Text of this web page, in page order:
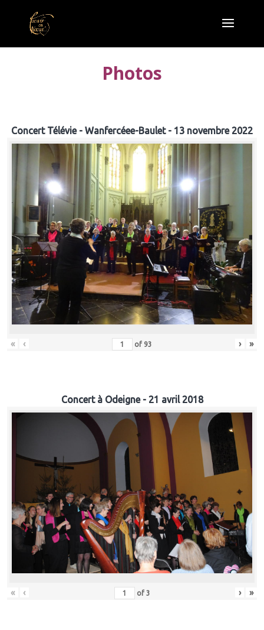
Photos
Concert Télévie - Wanfercéee-Baulet - 13 novembre 2022
« ‹ of 93 › »
Concert à Odeigne - 21 avril 2018
« ‹ of 3 › »